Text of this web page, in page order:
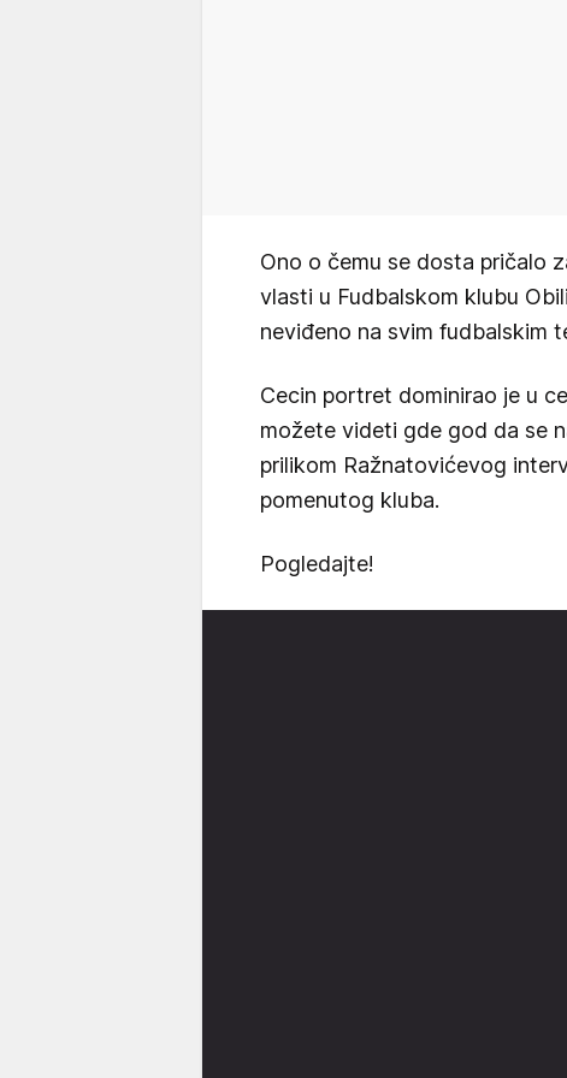
Ono o čemu se dosta pričalo
vlasti u Fudbalskom klubu
neviđeno na svim fudbalskim
Cecin portret dominirao je u
možete videti gde god da se
prilikom Ražnatovićevog
pomenutog kluba.
Pogledajte!